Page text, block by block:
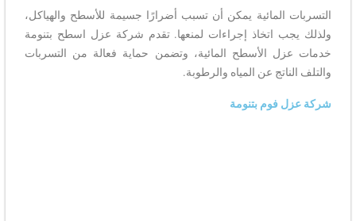
التسربات المائية يمكن أن تسبب أضرارًا جسيمة للأسطح والهياكل،
ولذلك يجب اتخاذ إجراءات لمنعها. تقدم شركة عزل اسطح بتنومة
خدمات عزل الأسطح المائية، وتضمن حماية فعالة من التسربات
والتلف الناتج عن المياه والرطوبة.
شركة عزل فوم بتنومة